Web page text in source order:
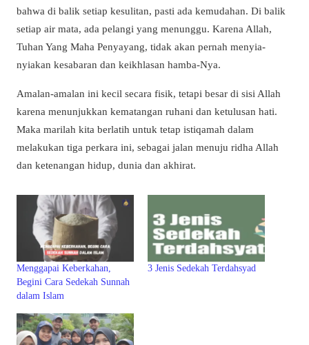
bahwa di balik setiap kesulitan, pasti ada kemudahan. Di balik
setiap air mata, ada pelangi yang menunggu. Karena Allah,
Tuhan Yang Maha Penyayang, tidak akan pernah menyia-
nyiakan kesabaran dan keikhlasan hamba-Nya.
Amalan-amalan ini kecil secara fisik, tetapi besar di sisi Allah
karena menunjukkan kematangan ruhani dan ketulusan hati.
Maka marilah kita berlatih untuk tetap istiqamah dalam
melakukan tiga perkara ini, sebagai jalan menuju ridha Allah
dan ketenangan hidup, dunia dan akhirat.
Menggapai Keberkahan,
Begini Cara Sedekah Sunnah
dalam Islam
3 Jenis Sedekah Terdahsyad